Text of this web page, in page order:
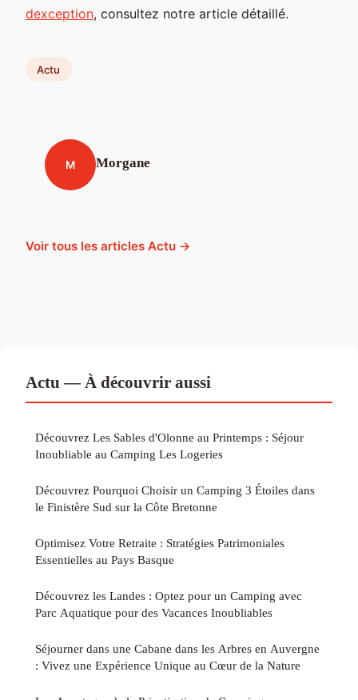
dexception, consultez notre article détaillé.
Actu
M Morgane
Voir tous les articles Actu →
Actu — À découvrir aussi
Découvrez Les Sables d'Olonne au Printemps : Séjour
Inoubliable au Camping Les Logeries
Découvrez Pourquoi Choisir un Camping 3 Étoiles dans
le Finistère Sud sur la Côte Bretonne
Optimisez Votre Retraite : Stratégies Patrimoniales
Essentielles au Pays Basque
Découvrez les Landes : Optez pour un Camping avec
Parc Aquatique pour des Vacances Inoubliables
Séjourner dans une Cabane dans les Arbres en Auvergne
: Vivez une Expérience Unique au Cœur de la Nature